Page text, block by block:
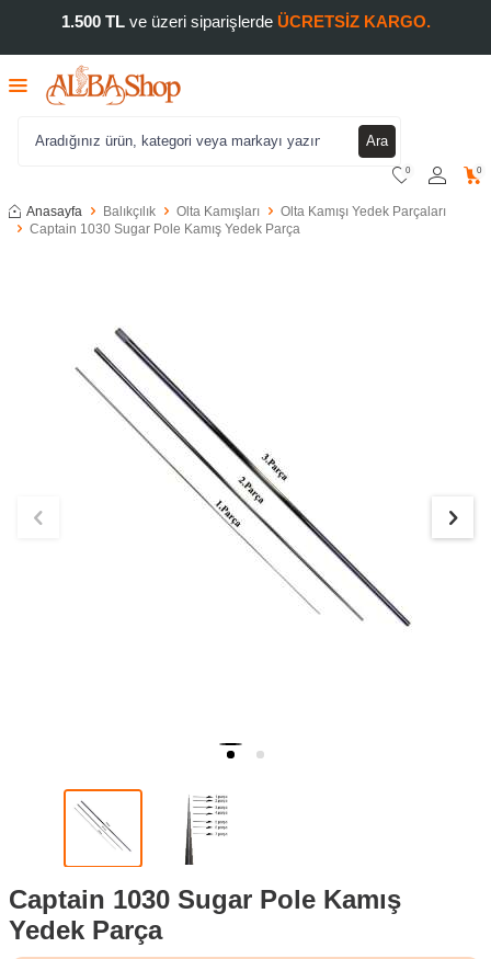
1.500 TLve üzeri siparişlerde ÜCRETSİZ KARGO.
Ara
0 0
Anasayfa Balıkçılık Olta Kamışları
Olta Kamışı Yedek Parçaları
Captain 1030 Sugar Pole Kamış Yedek Parça
Captain 1030 Sugar Pole Kamış
Yedek Parça